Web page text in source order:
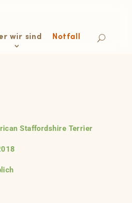
wir sind Notfall
Staffordshire Terrier